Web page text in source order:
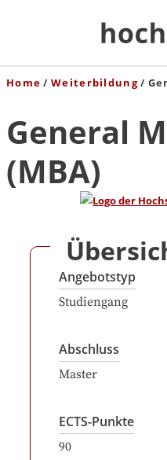
Home Weiterbildung
General
(MBA)
Angebotstyp
Studiengang
Abschluss
Master
ECTS-Punkte
90